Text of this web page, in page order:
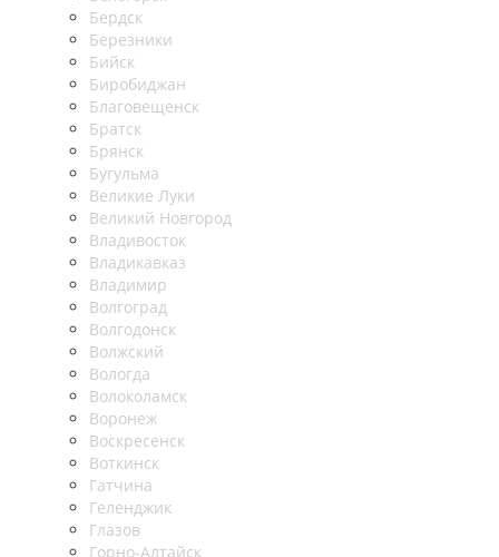
Бердск
Березники
Бийск
Биробиджан
Благовещенск
Братск
Брянск
Бугульма
Великие Луки
Великий Новгород
Владивосток
Владикавказ
Владимир
Волгоград
Волгодонск
Волжский
Вологда
Волоколамск
Воронеж
Воскресенск
Воткинск
Гатчина
Геленджик
Глазов
Горно-Алтайск